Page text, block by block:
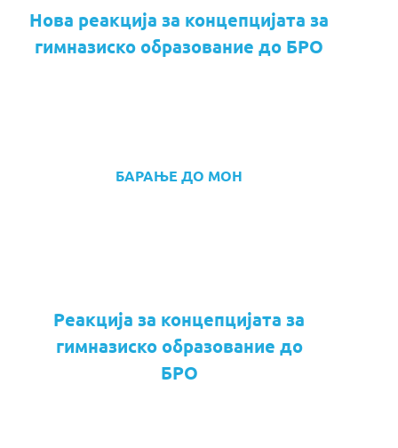
Нова реакција за концепцијата за
гимназиско образование до БРО
БАРАЊЕ ДО МОН
Реакција за концепцијата за
гимназиско образование до
БРО